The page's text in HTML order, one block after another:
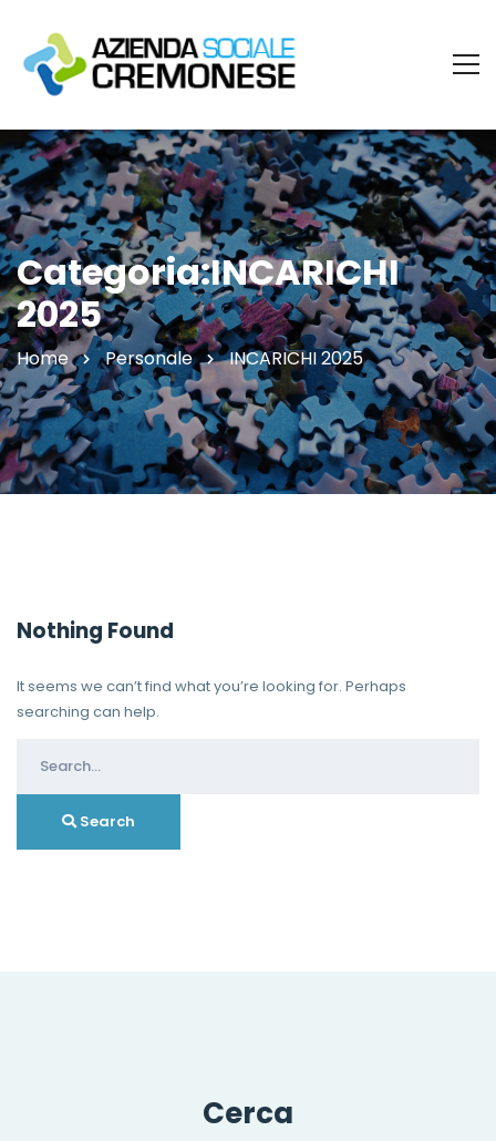
Categoria:INCARICHI
2025
Home Personale INCARICHI 2025
Nothing Found
It seems we can’t find what you’re looking for. Perhaps
searching can help.
for:
Search
Cerca